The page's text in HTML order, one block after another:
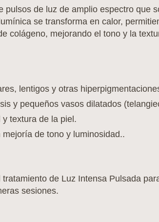
pulsos de luz de amplio espectro que
se transforma en calor,
colágeno, mejorando el tono y la
lentigos y otras
y pequeños vasos dilatados
textura de la piel.
de tono y luminosidad..
de Luz Intensa Pulsada
sesiones.